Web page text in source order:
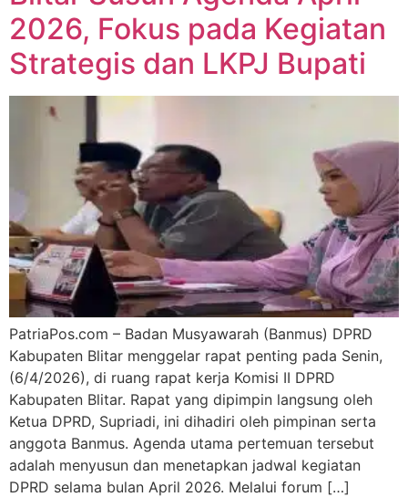
2026, Fokus pada Kegiatan
Strategis dan LKPJ Bupati
PatriaPos.com – Badan Musyawarah (Banmus) DPRD
Kabupaten Blitar menggelar rapat penting pada Senin,
(6/4/2026), di ruang rapat kerja Komisi II DPRD
Kabupaten Blitar. Rapat yang dipimpin langsung oleh
Ketua DPRD, Supriadi, ini dihadiri oleh pimpinan serta
anggota Banmus. Agenda utama pertemuan tersebut
adalah menyusun dan menetapkan jadwal kegiatan
DPRD selama bulan April 2026. Melalui forum […]